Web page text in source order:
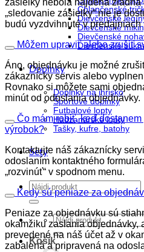
Chlapčenské
Dievčenské
Dievčenské
Dievčenské
Dievčenské
Doplnky
Doplnky na ihrisko
Športové doplnky
Futbalové lopty
Hádzanárske lopty
Tašky, kufre, batohy
Sety
Hľadať:
Hľadať:
Košík
zásielky nebola nájdená žiadna
„sledovanie zásielky“ nie je
budú vyzdvihnuté v predajniach
Môžem upraviť alebo zrušiť
Áno, objednávku je možné
zákaznícky servis alebo
Rovnako si môžete sami
minút od odoslania objednávky.
Čo mám robiť, keď
výrobok?
Kontaktujte náš zákaznícky
odoslaním kontaktného
„rozvinúť“ v spodnom menu.
Kedy sú peniaze za
Peniaze za objednávku sú
okamžiku zaslania objednávky,
prevedené na náš účet až v
zabalená a pripravená na